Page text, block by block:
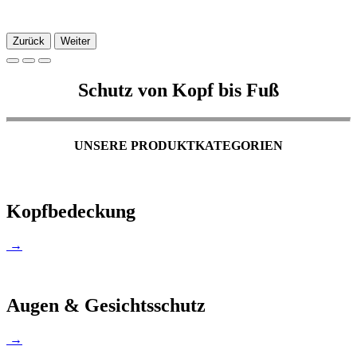
Zurück Weiter
Schutz von Kopf bis Fuß
UNSERE PRODUKTKATEGORIEN
Kopfbedeckung
→
Augen & Gesichtsschutz
→